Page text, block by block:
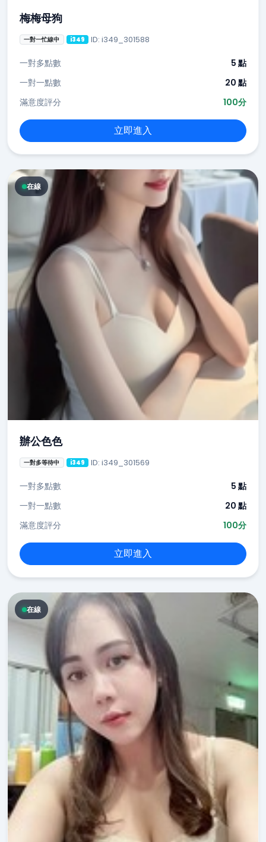
梅梅母狗
一對一忙線中 i349 ID: i349_301588
一對多點數
5 點
一對一點數
20 點
滿意度評分
100分
立即進入
在線
辦公色色
一對多等待中 i349 ID: i349_301569
一對多點數
5 點
一對一點數
20 點
滿意度評分
100分
立即進入
在線